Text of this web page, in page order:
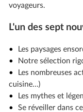
voyageurs.
L'un des sept
Les paysages
Notre sélection
Les nombreuses
cuisine…)
Les mythes et
Se réveiller dans